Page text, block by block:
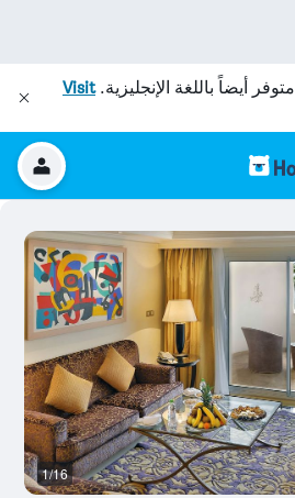
متوفر أيضاً باللغة الإنجليزية.Visit
1/16